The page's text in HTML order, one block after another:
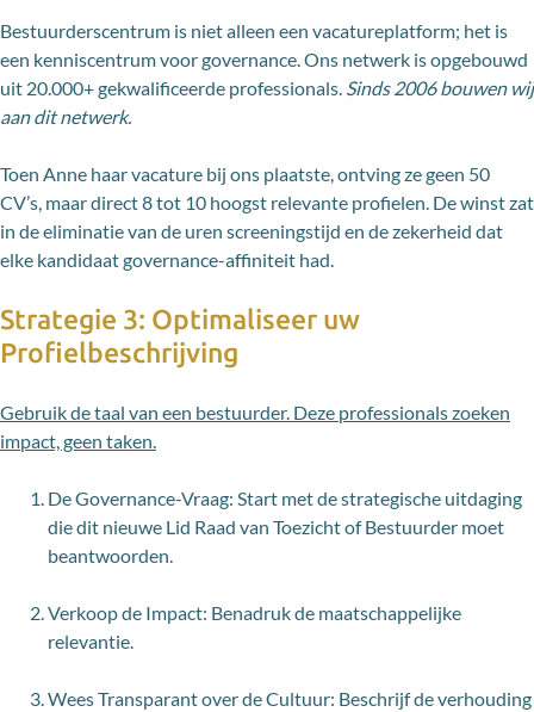
Bestuurderscentrum is niet alleen een vacatureplatform; het is
een kenniscentrum voor governance. Ons netwerk is opgebouwd
uit 20.000+ gekwalificeerde professionals. Sinds 2006 bouwen wij
aan dit netwerk.
Toen Anne haar vacature bij ons plaatste, ontving ze geen 50
CV’s, maar direct 8 tot 10 hoogst relevante profielen. De winst zat
in de eliminatie van de uren screeningstijd en de zekerheid dat
elke kandidaat governance-affiniteit had.
Strategie 3: Optimaliseer uw
Profielbeschrijving
Gebruik de taal van een bestuurder. Deze professionals zoeken
impact, geen taken.
De Governance-Vraag: Start met de strategische uitdaging
die dit nieuwe Lid Raad van Toezicht of Bestuurder moet
beantwoorden.
Verkoop de Impact: Benadruk de maatschappelijke
relevantie.
Wees Transparant over de Cultuur: Beschrijf de verhouding